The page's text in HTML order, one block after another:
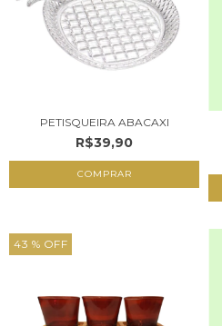
PETISQUEIRA ABACAXI
R$39,90
43 % OFF